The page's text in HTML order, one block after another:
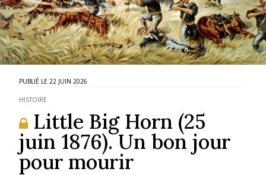
22 JUIN 2026
HISTOIRE
Little Big Horn (25
juin 1876). Un bon jour
pour mourir